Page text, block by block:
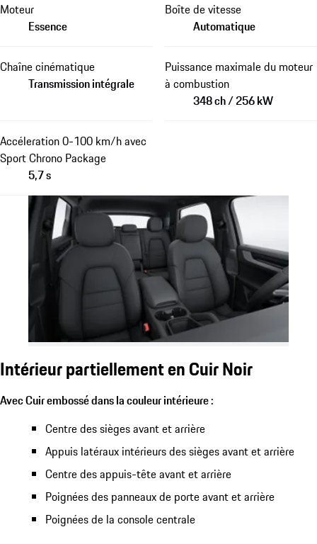
Moteur
Essence
Boîte de vitesse
Automatique
Chaîne cinématique
Transmission intégrale
Puissance maximale du moteur
à combustion
348 ch / 256 kW
Accéleration 0-100 km/h avec
Sport Chrono Package
5,7 s
Intérieur partiellement en Cuir Noir
Avec Cuir embossé dans la couleur intérieure :
Centre des sièges avant et arrière
Appuis latéraux intérieurs des sièges avant et arrière
Centre des appuis-tête avant et arrière
Poignées des panneaux de porte avant et arrière
Poignées de la console centrale